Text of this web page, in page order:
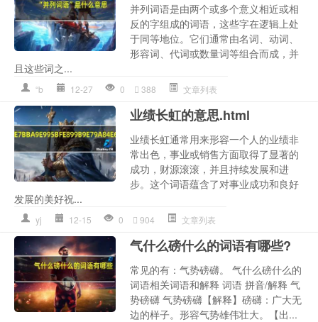
并列词语是由两个或多个意义相近或相
反的字组成的词语，这些字在逻辑上处
于同等地位。它们通常由名词、动词、
形容词、代词或数量词等组合而成，并
且这些词之...
“b 12-27 0 388 文章列表
业绩长虹的意思.html
业绩长虹通常用来形容一个人的业绩非
常出色，事业或销售方面取得了显著的
成功，财源滚滚，并且持续发展和进
步。这个词语蕴含了对事业成功和良好
发展的美好祝...
yj 12-15 0 904 文章列表
气什么磅什么的词语有哪些?
常见的有：气势磅礴。 气什么磅什么的
词语相关词语和解释 词语 拼音/解释 气
势磅礴 气势磅礴【解释】磅礴：广大无
边的样子。形容气势雄伟壮大。【出...